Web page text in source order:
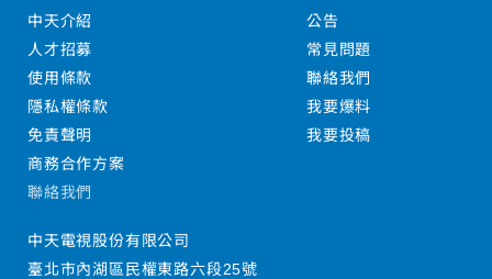
中天介紹
人才招募
使用條款
隱私權條款
免責聲明
商務合作方案
公告
常見問題
聯絡我們
我要爆料
我要投稿
聯絡我們
中天電視股份有限公司
臺北市內湖區民權東路六段25號